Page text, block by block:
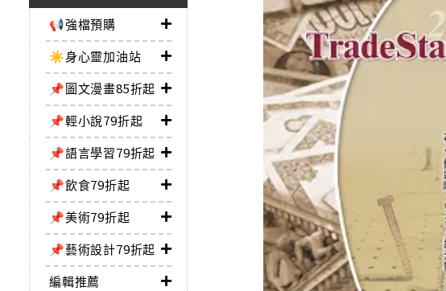
📢強檔預購
☀️身心靈加油站
📌圖文漫畫85折起
📌輕小說79折起
📌語言學習79折起
📌飲食79折起
📌美術79折起
📌藝術設計79折起
編輯推薦